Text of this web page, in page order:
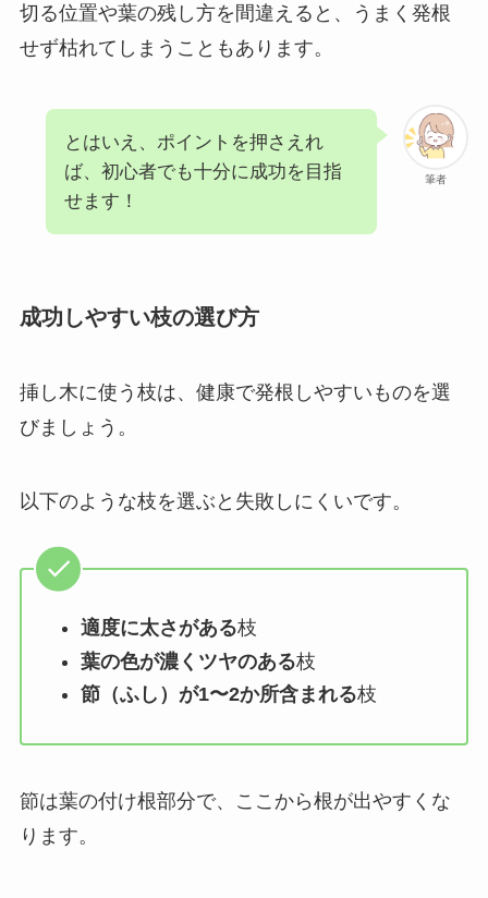
切る位置や葉の残し方を間違えると、うまく発根
せず枯れてしまうこともあります。
筆者
とはいえ、ポイントを押さえれ
ば、初心者でも十分に成功を目指
せます！
成功しやすい枝の選び方
挿し木に使う枝は、健康で発根しやすいものを選
びましょう。
以下のような枝を選ぶと失敗しにくいです。
適度に太さがある枝
葉の色が濃くツヤのある枝
節（ふし）が1〜2か所含まれる枝
節は葉の付け根部分で、ここから根が出やすくな
ります。